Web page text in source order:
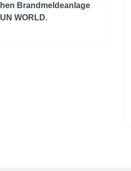
Brandmeldeanlage
WORLD.